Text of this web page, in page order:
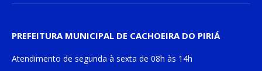
PREFEITURA MUNICIPAL DE CACHOEIRA DO PIRIÁ
Atendimento de segunda à sexta de 08h às 14h